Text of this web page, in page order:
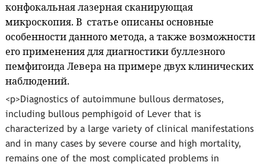
конфокальная лазерная сканирующая
микроскопия. В статье описаны основные
особенности данного метода, а также возможности
его применения для диагностики буллезного
пемфигоида Левера на примере двух клинических
наблюдений.
<p>Diagnostics of autoimmune bullous dermatoses,
including bullous pemphigoid of Lever that is
characterized by a large variety of clinical manifestations
and in many cases by severe course and high mortality,
remains one of the most complicated problems in